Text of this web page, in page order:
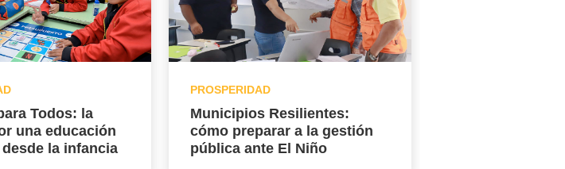
Todos: la
una educación
la infancia
PROSPERIDAD
Municipios Resilientes:
cómo preparar a la gestión
pública ante El Niño